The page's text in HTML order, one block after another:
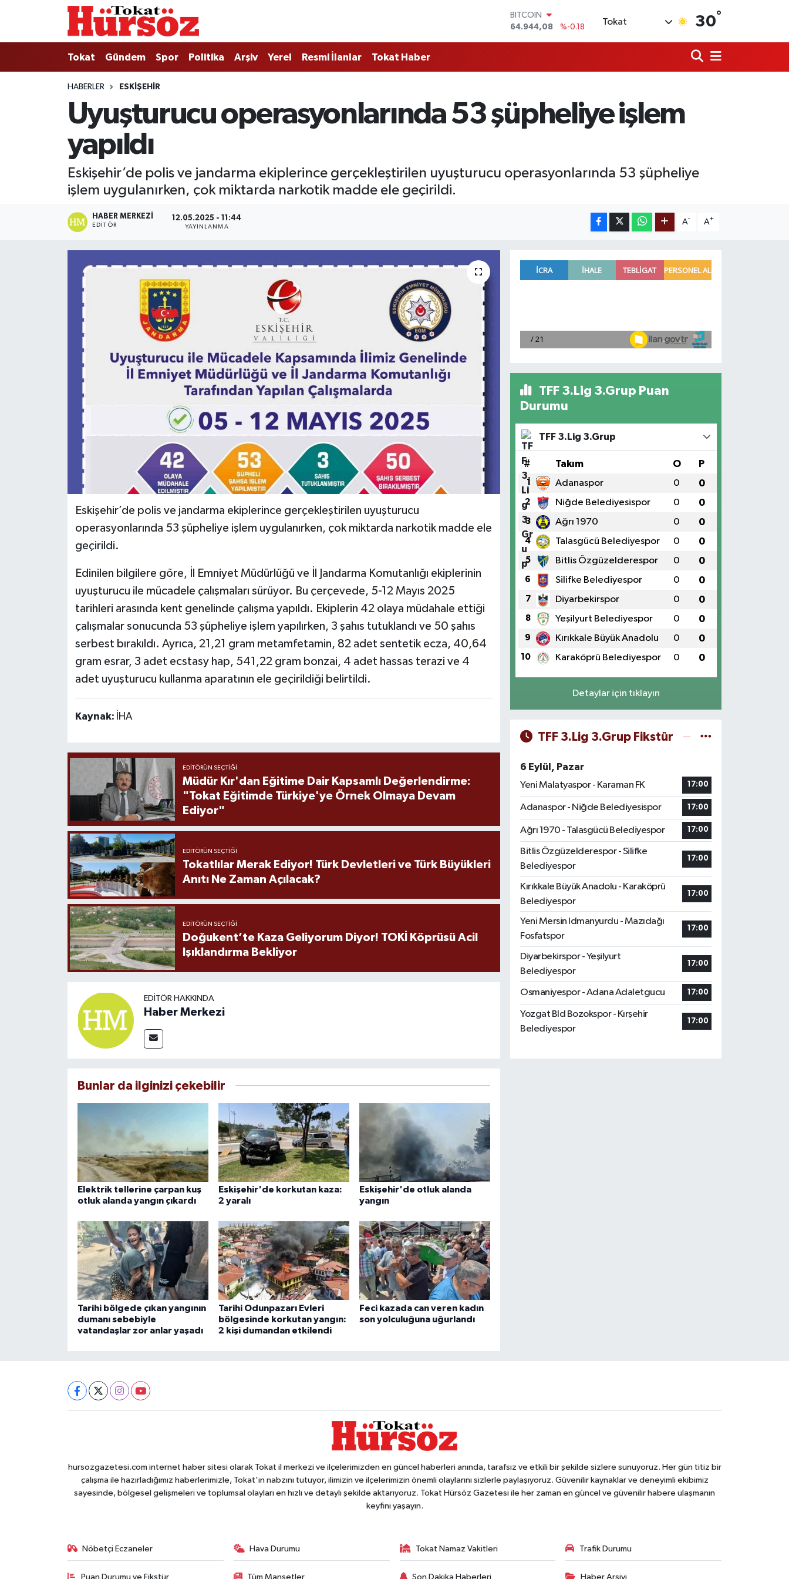
BITCOIN
64.944,08
%-0.18
55,2510
%0.32
GRAM ALTIN
6660.55
%0.03
Tokat 30°
Tokat Gündem Spor Politika Arşiv Yerel Resmi İlanlar Tokat Haber
HABERLER ESKIŞEHIR
Uyuşturucu operasyonlarında 53 şüpheliye işlem
yapıldı
Eskişehir’de polis ve jandarma ekiplerince gerçekleştirilen uyuşturucu operasyonlarında 53 şüpheliye
işlem uygulanırken, çok miktarda narkotik madde ele geçirildi.
HABER MERKEZI
EDITÖR
12.05.2025 - 11:44
YAYINLANMA
A- A+
Eskişehir’de polis ve jandarma ekiplerince gerçekleştirilen uyuşturucu
operasyonlarında 53 şüpheliye işlem uygulanırken, çok miktarda narkotik madde ele
geçirildi.
Edinilen bilgilere göre, İl Emniyet Müdürlüğü ve İl Jandarma Komutanlığı ekiplerinin
uyuşturucu ile mücadele çalışmaları sürüyor. Bu çerçevede, 5-12 Mayıs 2025
tarihleri arasında kent genelinde çalışma yapıldı. Ekiplerin 42 olaya müdahale ettiği
çalışmalar sonucunda 53 şüpheliye işlem yapılırken, 3 şahıs tutuklandı ve 50 şahıs
serbest bırakıldı. Ayrıca, 21,21 gram metamfetamin, 82 adet sentetik ecza, 40,64
gram esrar, 3 adet ecstasy hap, 541,22 gram bonzai, 4 adet hassas terazi ve 4
adet uyuşturucu kullanma aparatının ele geçirildiği belirtildi.
Kaynak: İHA
EDITÖRÜN SEÇTIĞI
Müdür Kır'dan Eğitime Dair Kapsamlı Değerlendirme:
"Tokat Eğitimde Türkiye'ye Örnek Olmaya Devam
Ediyor"
EDITÖRÜN SEÇTIĞI
Tokatlılar Merak Ediyor! Türk Devletleri ve Türk Büyükleri
Anıtı Ne Zaman Açılacak?
EDITÖRÜN SEÇTIĞI
Doğukent’te Kaza Geliyorum Diyor! TOKİ Köprüsü Acil
Işıklandırma Bekliyor
EDITÖR HAKKINDA
Haber Merkezi
Bunlar da ilginizi çekebilir
Elektrik tellerine çarpan kuş
otluk alanda yangın çıkardı
Eskişehir'de korkutan kaza:
2 yaralı
Eskişehir'de otluk alanda
yangın
Tarihi bölgede çıkan yangının
dumanı sebebiyle
vatandaşlar zor anlar yaşadı
Tarihi Odunpazarı Evleri
bölgesinde korkutan yangın:
2 kişi dumandan etkilendi
Feci kazada can veren kadın
son yolculuğuna uğurlandı
TFF 3.Lig 3.Grup Puan
Durumu
TFF 3.Lig 3.Grup
# Takım O P
1 Adanaspor 0 0
2 Niğde Belediyesispor 0 0
3 Ağrı 1970 0 0
4 Talasgücü Belediyespor 0 0
5 Bitlis Özgüzelderespor 0 0
6 Silifke Belediyespor 0 0
7 Diyarbekirspor 0 0
8 Yeşilyurt Belediyespor 0 0
9 Kırıkkale Büyük Anadolu 0 0
10 Karaköprü Belediyespor 0 0
Detaylar için tıklayın
TFF 3.Lig 3.Grup Fikstür
6 Eylül, Pazar
Yeni Malatyaspor - Karaman FK
17:00
Adanaspor - Niğde Belediyesispor 17:00
Ağrı 1970 - Talasgücü Belediyespor 17:00
Bitlis Özgüzelderespor - Silifke
Belediyespor
17:00
Kırıkkale Büyük Anadolu - Karaköprü
Belediyespor
17:00
Yeni Mersin Idmanyurdu - Mazıdağı
Fosfatspor
17:00
Diyarbekirspor - Yeşilyurt
Belediyespor
17:00
Osmaniyespor - Adana Adaletgucu 17:00
Yozgat Bld Bozokspor - Kırşehir
Belediyespor
17:00
hursozgazetesi.com internet haber sitesi olarak Tokat il merkezi ve ilçelerimizden en güncel haberleri anında, tarafsız ve etkili bir şekilde sizlere sunuyoruz. Her gün titiz bir
çalışma ile hazırladığımız haberlerimizle, Tokat'ın nabzını tutuyor, ilimizin ve ilçelerimizin önemli olaylarını sizlerle paylaşıyoruz. Güvenilir kaynaklar ve deneyimli ekibimiz
sayesinde, bölgesel gelişmeleri ve toplumsal olayları en hızlı ve detaylı şekilde aktarıyoruz. Tokat Hürsöz Gazetesi ile her zaman en güncel ve güvenilir habere ulaşmanın
keyfini yaşayın.
Nöbetçi Eczaneler Hava Durumu Tokat Namaz Vakitleri Trafik Durumu
Puan Durumu ve Fikstür Tüm Manşetler Son Dakika Haberleri Haber Arşivi
Tokat
Türkiye Gündemi
Gündem
Politika
Tokat Spor
Nöbetçi Eczaneler
Hava Durumu
Tokat Namaz Vakitleri
Tüm Manşetler
Son Dakika Haberleri